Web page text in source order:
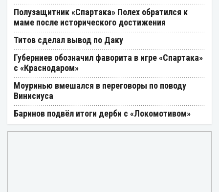
Полузащитник «Спартака» Полех обратился к
маме после исторического достижения
Титов сделал вывод по Даку
Губерниев обозначил фаворита в игре «Спартака»
с «Краснодаром»
Моуринью вмешался в переговоры по поводу
Винисиуса
Баринов подвёл итоги дерби с «Локомотивом»